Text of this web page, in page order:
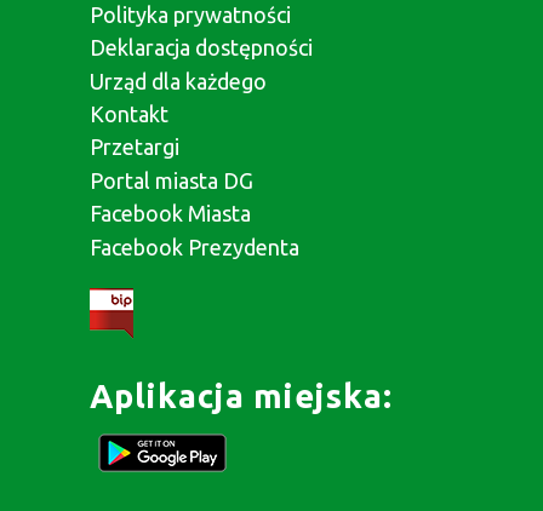
Polityka prywatności
Deklaracja dostępności
Urząd dla każdego
Kontakt
Przetargi
Portal miasta DG
Facebook Miasta
Facebook Prezydenta
Aplikacja miejska: